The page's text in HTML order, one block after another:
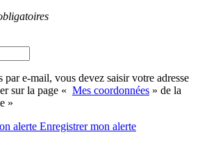
e-mail, vous devez saisir votre adresse
sur la page « Mes coordonnées » de la
»
alerte Enregistrermon alerte